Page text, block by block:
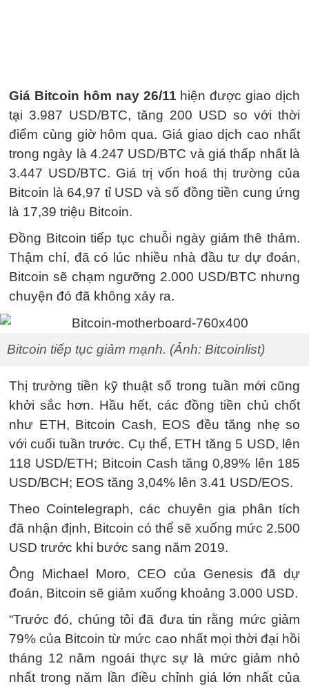
Giá Bitcoin hôm nay 26/11 hiện được giao dịch
tại 3.987 USD/BTC, tăng 200 USD so với thời
điểm cùng giờ hôm qua. Giá giao dịch cao nhất
trong ngày là 4.247 USD/BTC và giá thấp nhất là
3.447 USD/BTC. Giá trị vốn hoá thị trường của
Bitcoin là 64,97 tỉ USD và số đồng tiền cung ứng
là 17,39 triệu Bitcoin.
Đồng Bitcoin tiếp tục chuỗi ngày giảm thê thảm.
Thậm chí, đã có lúc nhiều nhà đầu tư dự đoán,
Bitcoin sẽ chạm ngưỡng 2.000 USD/BTC nhưng
chuyện đó đã không xảy ra.
Bitcoin tiếp tục giảm mạnh. (Ảnh: Bitcoinlist)
Thị trường tiền kỹ thuật số trong tuần mới cũng
khởi sắc hơn. Hầu hết, các đồng tiền chủ chốt
như ETH, Bitcoin Cash, EOS đều tăng nhẹ so
với cuối tuần trước. Cụ thể, ETH tăng 5 USD, lên
118 USD/ETH; Bitcoin Cash tăng 0,89% lên 185
USD/BCH; EOS tăng 3,04% lên 3.41 USD/EOS.
Theo Cointelegraph, các chuyên gia phân tích
đã nhận định, Bitcoin có thể sẽ xuống mức 2.500
USD trước khi bước sang năm 2019.
Ông Michael Moro, CEO của Genesis đã dự
đoán, Bitcoin sẽ giảm xuống khoảng 3.000 USD.
“Trước đó, chúng tôi đã đưa tin rằng mức giảm
79% của Bitcoin từ mức cao nhất mọi thời đại hồi
tháng 12 năm ngoái thực sự là mức giảm nhỏ
nhất trong năm lần điều chỉnh giá lớn nhất của